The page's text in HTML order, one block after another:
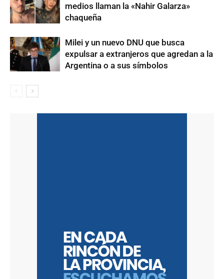
medios llaman la «Nahir Galarza»
chaqueña
Milei y un nuevo DNU que busca
expulsar a extranjeros que agredan a la
Argentina o a sus símbolos